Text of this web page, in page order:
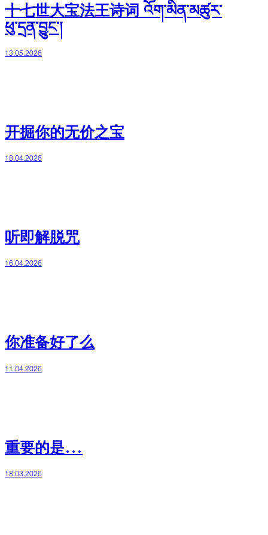
十七世大宝法王诗词 འོག་མིན་མཚུར་
ཕུ་དྲན་བྱུང་།
13.05.2026
开掘你的无价之宝
18.04.2026
听即解脱咒
16.04.2026
你准备好了么
11.04.2026
重要的是…
18.03.2026